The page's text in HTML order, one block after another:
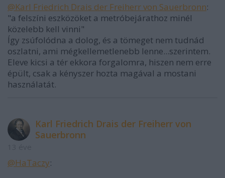
@Karl Friedrich Drais der Freiherr von Sauerbronn:
"a felszíni eszközöket a metróbejárathoz minél
közelebb kell vinni"
Így zsúfolódna a dolog, és a tömeget nem tudnád
oszlatni, ami mégkellemetlenebb lenne...szerintem.
Eleve kicsi a tér ekkora forgalomra, hiszen nem erre
épült, csak a kényszer hozta magával a mostani
használatát.
Karl Friedrich Drais der Freiherr von
Sauerbronn
@HaTaczy: